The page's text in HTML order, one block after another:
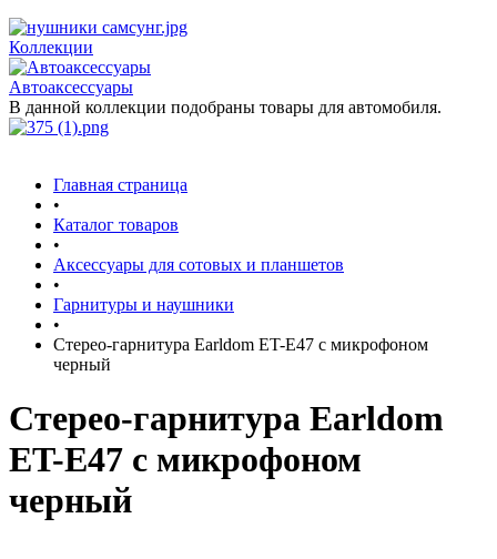
Коллекции
Автоаксессуары
В данной коллекции подобраны товары для автомобиля.
Главная страница
•
Каталог товаров
•
Аксессуары для сотовых и планшетов
•
Гарнитуры и наушники
•
Стерео-гарнитура Earldom ET-E47 с микрофоном
черный
Стерео-гарнитура Earldom
ET-E47 с микрофоном
черный